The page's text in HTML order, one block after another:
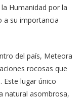
Humanidad por la
a su importancia
del país, Meteora
rocosas que
Este lugar único
natural asombrosa,